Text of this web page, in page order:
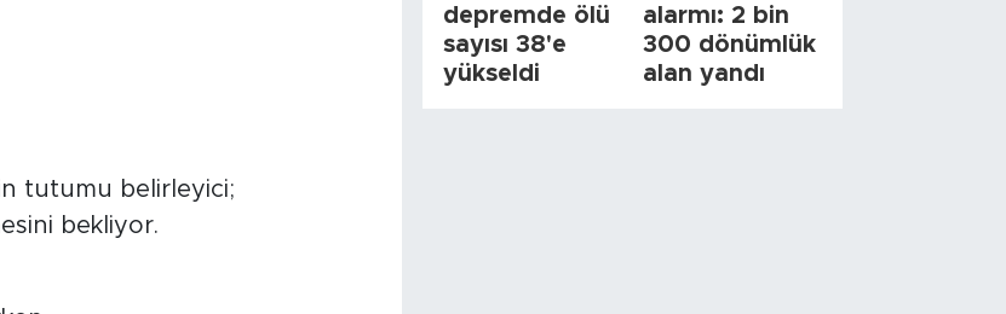
tutumu belirleyici;
bekliyor.
depremde ölü
sayısı 38'e
yükseldi
alarmı: 2 bin
300 dönümlük
alan yandı